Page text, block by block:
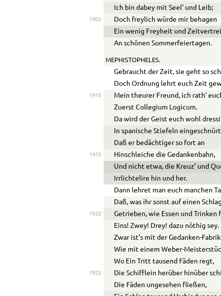
Ich bin dabey mit Seel’ und Leib;
1905
Doch freylich würde mir behagen
Ein wenig Freyheit und
An schönen Sommerfeiertagen.
MEPHISTOPHELES.
Gebraucht der Zeit, sie geht so
Doch Ordnung lehrt euch Zeit
1910
Mein theurer Freund, ich rath’
Zuerst Collegium Logicum.
Da wird der Geist euch wohl
In spanische Stiefeln
Daß er bedächtiger so fort an
1915
Hinschleiche die Gedankenbahn,
Und nicht etwa, die Kreuz’ und
Irrlichtelire hin und her.
Dann lehret man euch manchen
Daß, was ihr sonst auf einen
1920
Getrieben, wie Essen und Trinken
Eins! Zwey! Drey! dazu nöthig sey.
Zwar ist’s mit der Gedanken-Fabrik
Wie mit einem Weber-
Wo Ein Tritt tausend Fäden regt,
1925
Die Schifflein herüber hinüber
Die Fäden ungesehen fließen,